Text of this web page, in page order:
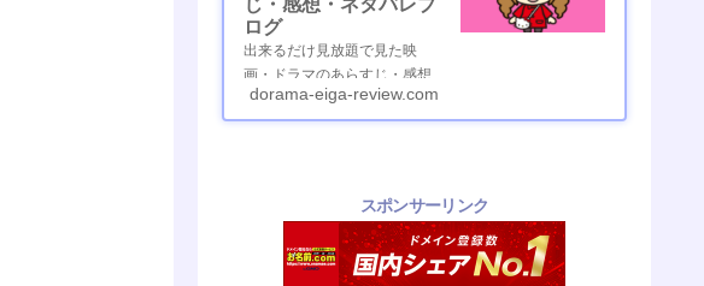
ログ
出来るだけ見放題で見た映
画・ドラマのあらすじ・感想
dorama-eiga-review.com
スポンサーリンク